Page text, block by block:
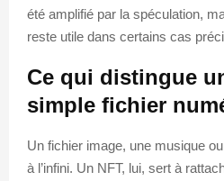
été amplifié par la spéculation,
reste utile dans certains cas
Ce qui distingue
simple fichier
Un fichier image, une musique
à l’infini. Un NFT, lui, sert à